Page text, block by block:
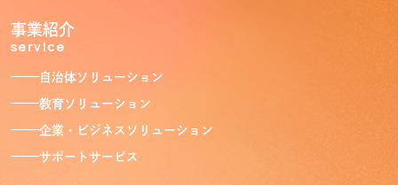
About
電話で
0120-1086
トゥワロー
24
事業紹介
service
自治体ソリューション
教育ソリューション
企業・ビジネスソリューション
サポートサービス